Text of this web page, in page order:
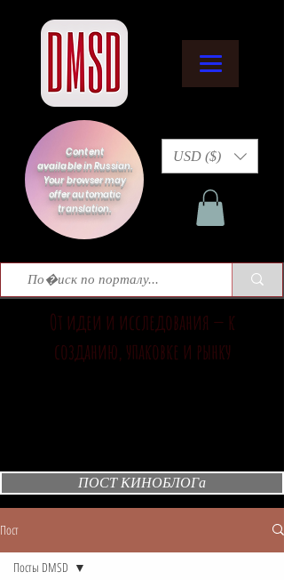
Content
available in Russian.
Your browser may
offer automatic
translation.
USD ($)
От идеи и исследования — к
созданию, упаковке и рынку
ПОСТ КИНОБЛОГа
Пост
Посты DMSD